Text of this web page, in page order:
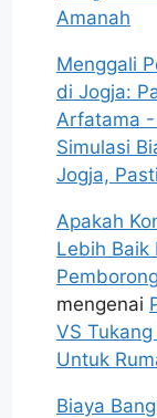
Amanah
Menggali
di Jogja:
Arfatama -
Simulasi
Jogja,
Apakah
Lebih Baik
mengenai
VS
Untuk
Biaya